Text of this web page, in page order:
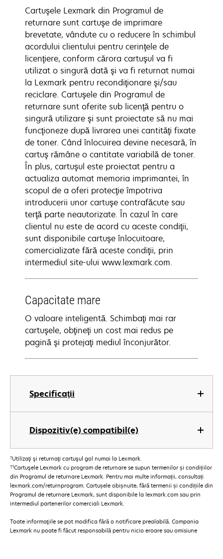
Specificaţii
Dispozitiv(e) compatibil(e)
Cartuşele Lexmark din Programul de
returnare sunt cartuşe de imprimare
brevetate, vândute cu o reducere în schimbul
acordului clientului pentru cerinţele de
licenţiere, conform cărora cartuşul va fi
utilizat o singură dată şi va fi returnat numai
la Lexmark pentru recondiţionare şi/sau
reciclare. Cartuşele din Programul de
returnare sunt oferite sub licenţă pentru o
singură utilizare şi sunt proiectate să nu mai
funcţioneze după livrarea unei cantităţi fixate
de toner. Când înlocuirea devine necesară, în
cartuş rămâne o cantitate variabilă de toner.
În plus, cartuşul este proiectat pentru a
actualiza automat memoria imprimantei, în
scopul de a oferi protecţie împotriva
introducerii unor cartuşe contrafăcute sau
terţă parte neautorizate. În cazul în care
clientul nu este de acord cu aceste condiţii,
sunt disponibile cartuşe înlocuitoare,
comercializate fără aceste condiţii, prin
intermediul site-ului www.lexmark.com.
Capacitate mare
O valoare inteligentă. Schimbaţi mai rar
cartuşele, obţineţi un cost mai redus pe
pagină şi protejaţi mediul înconjurător.
†Utilizaţi şi returnaţi cartuşul gol numai la Lexmark.
††Cartuşele Lexmark cu program de returnare se supun termenilor și condițiilor
din Programul de returnare Lexmark. Pentru mai multe informații, consultați
lexmark.com/returnprogram. Cartușele obișnuite, fără termenii și condițiile din
Programul de returnare Lexmark, sunt disponibile la lexmark.com sau prin
intermediul partenerilor comerciali Lexmark.
Toate informaţiile se pot modifica fără o notificare prealabilă. Compania
Lexmark nu poate fi făcut responsabilă pentru nicio eroare sau omisiune